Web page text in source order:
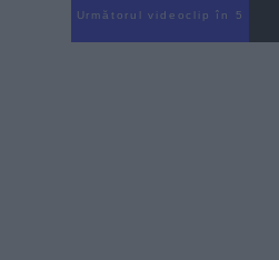
Următorul videoclip în 4